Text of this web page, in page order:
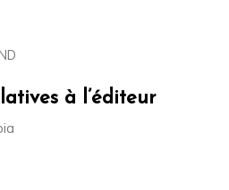
à l’éditeur